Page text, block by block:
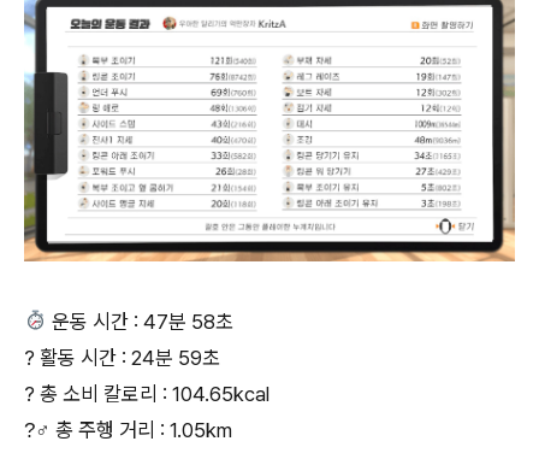
운동 시간 : 47분 58초
? 활동 시간 : 24분 59초
? 총 소비 칼로리 : 104.65kcal
?‍♂‍ 총 주행 거리 : 1.05km